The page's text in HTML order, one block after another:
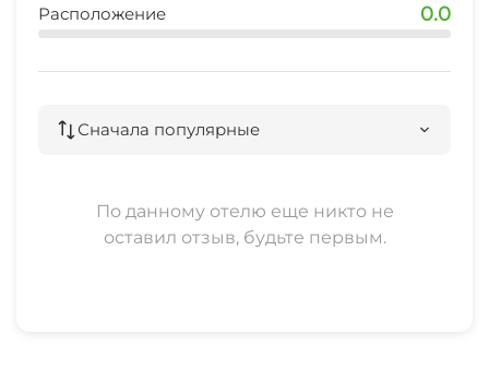
Расположение 0.0
Сначала популярные
По данному отелю еще никто не
оставил отзыв, будьте первым.